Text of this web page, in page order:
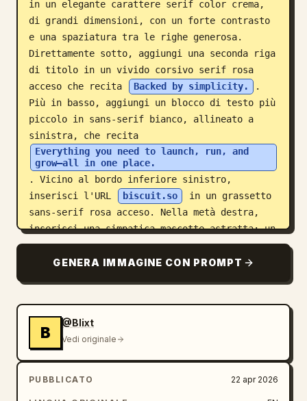
in un elegante carattere serif color crema,
di grandi dimensioni, con un forte contrasto
e una spaziatura tra le righe generosa.
Direttamente sotto, aggiungi una seconda riga
di titolo in un vivido corsivo serif rosa
acceso che recita
Backed by simplicity.
.
Più in basso, aggiungi un blocco di testo più
piccolo in sans-serif bianco, allineato a
sinistra, che recita
Everything you need to launch, run, and
grow—all in one place.
. Vicino al bordo inferiore sinistro,
inserisci l'URL
biscuit.so
in un grassetto
sans-serif rosa acceso. Nella metà destra,
inserisci una simpatica mascotte astratta: un
personaggio a forma di blob rosa, arrotondato
e irregolare, con bordi smerlati, 2 grandi
forma curva rosa in primo piano che si eleva
dal bordo inferiore come una collina o una
superficie di prodotto. Aggiungi un denso
campo di macchioline e particelle spray rosa
GENERA IMMAGINE CON PROMPT
B
@Blixt
Vedi originale
PUBBLICATO 22 apr 2026